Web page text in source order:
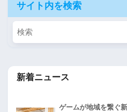
サイト内を検索
新着ニュース
ゲームが地域を繋ぐ